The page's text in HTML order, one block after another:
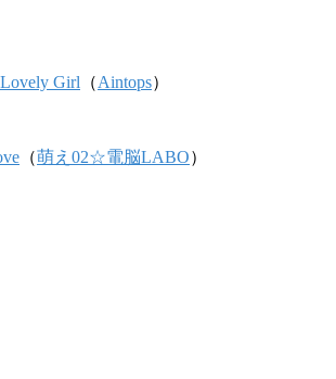
Girl （Aintops）
（萌え02☆電脳LABO）